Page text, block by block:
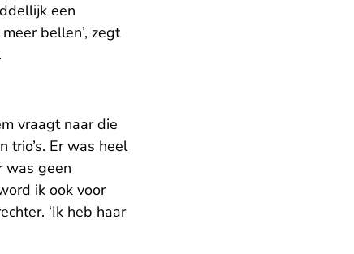
een
bellen’, zegt
vraagt naar die
trio’s. Er was heel
was geen
ik ook voor
‘Ik heb haar